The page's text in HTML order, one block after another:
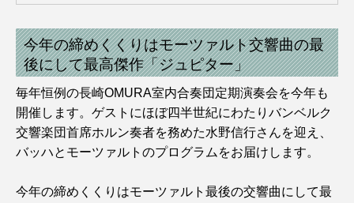
今年の締めくくりはモーツァルト交響曲の最
後にして最高傑作「ジュピター」
毎年恒例の長崎OMURA室内合奏団定期演奏会を今年も
開催します。ゲストにほぼ四半世紀にわたりバンベルク
交響楽団首席ホルン奏者を務めた水野信行さんを迎え、
バッハとモーツァルトのプログラムをお届けします。
今年の締めくくりはモーツァルト最後の交響曲にして最